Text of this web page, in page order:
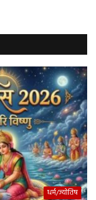
धर्म/ज्योतिष